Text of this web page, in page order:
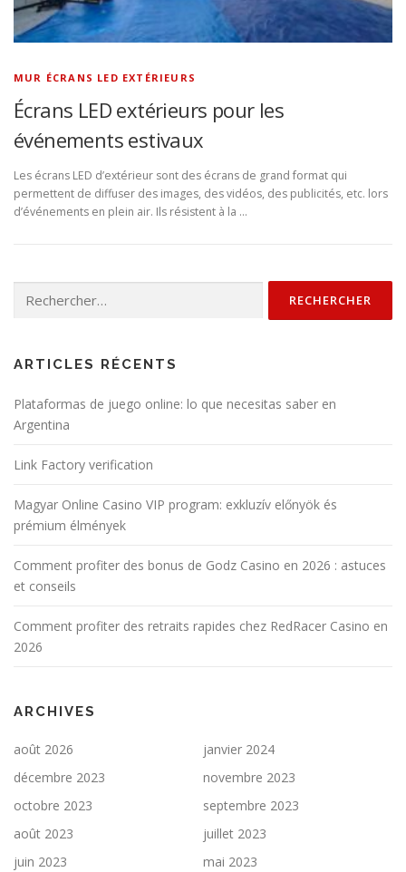
MUR ÉCRANS LED EXTÉRIEURS
Écrans LED extérieurs pour les
événements estivaux
Les écrans LED d’extérieur sont des écrans de grand format qui
permettent de diffuser des images, des vidéos, des publicités, etc. lors
d’événements en plein air. Ils résistent à la …
ARTICLES RÉCENTS
Plataformas de juego online: lo que necesitas saber en
Argentina
Link Factory verification
Magyar Online Casino VIP program: exkluzív előnyök és
prémium élmények
Comment profiter des bonus de Godz Casino en 2026 : astuces
et conseils
Comment profiter des retraits rapides chez RedRacer Casino en
2026
ARCHIVES
août 2026
janvier 2024
décembre 2023
novembre 2023
octobre 2023
septembre 2023
août 2023
juillet 2023
juin 2023
mai 2023